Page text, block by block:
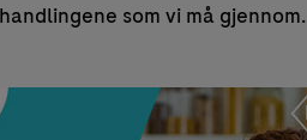
som vi må gjennom.